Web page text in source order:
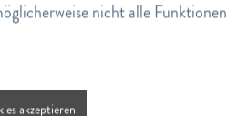
Inaktiv
nicht alle Funktionen
akzeptieren